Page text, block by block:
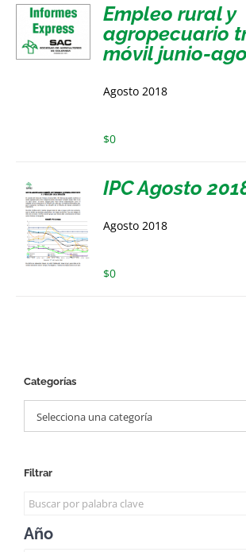
Empleo rural y
agropecuario
móvil junio-
Agosto 2018
$0
IPC Agosto
Agosto 2018
$0
Categorías
Selecciona una categoría
Filtrar
Año